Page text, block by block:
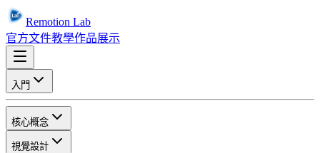
Remotion Lab
官方文件教學作品展示
入門
核心概念
視覺設計